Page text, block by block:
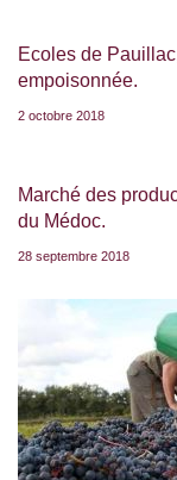
Ecoles de
empoisonnée.
2 octobre 2018
Marché des
du Médoc.
28 septembre 2018